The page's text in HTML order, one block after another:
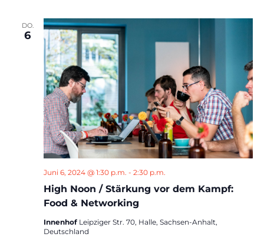
DO.
6
High Noon / Stärkung vor dem Kampf:
Food & Networking
Juni 6, 2024 @ 1:30 p.m. - 2:30 p.m.
Innenhof Leipziger Str. 70, Halle, Sachsen-Anhalt,
Deutschland